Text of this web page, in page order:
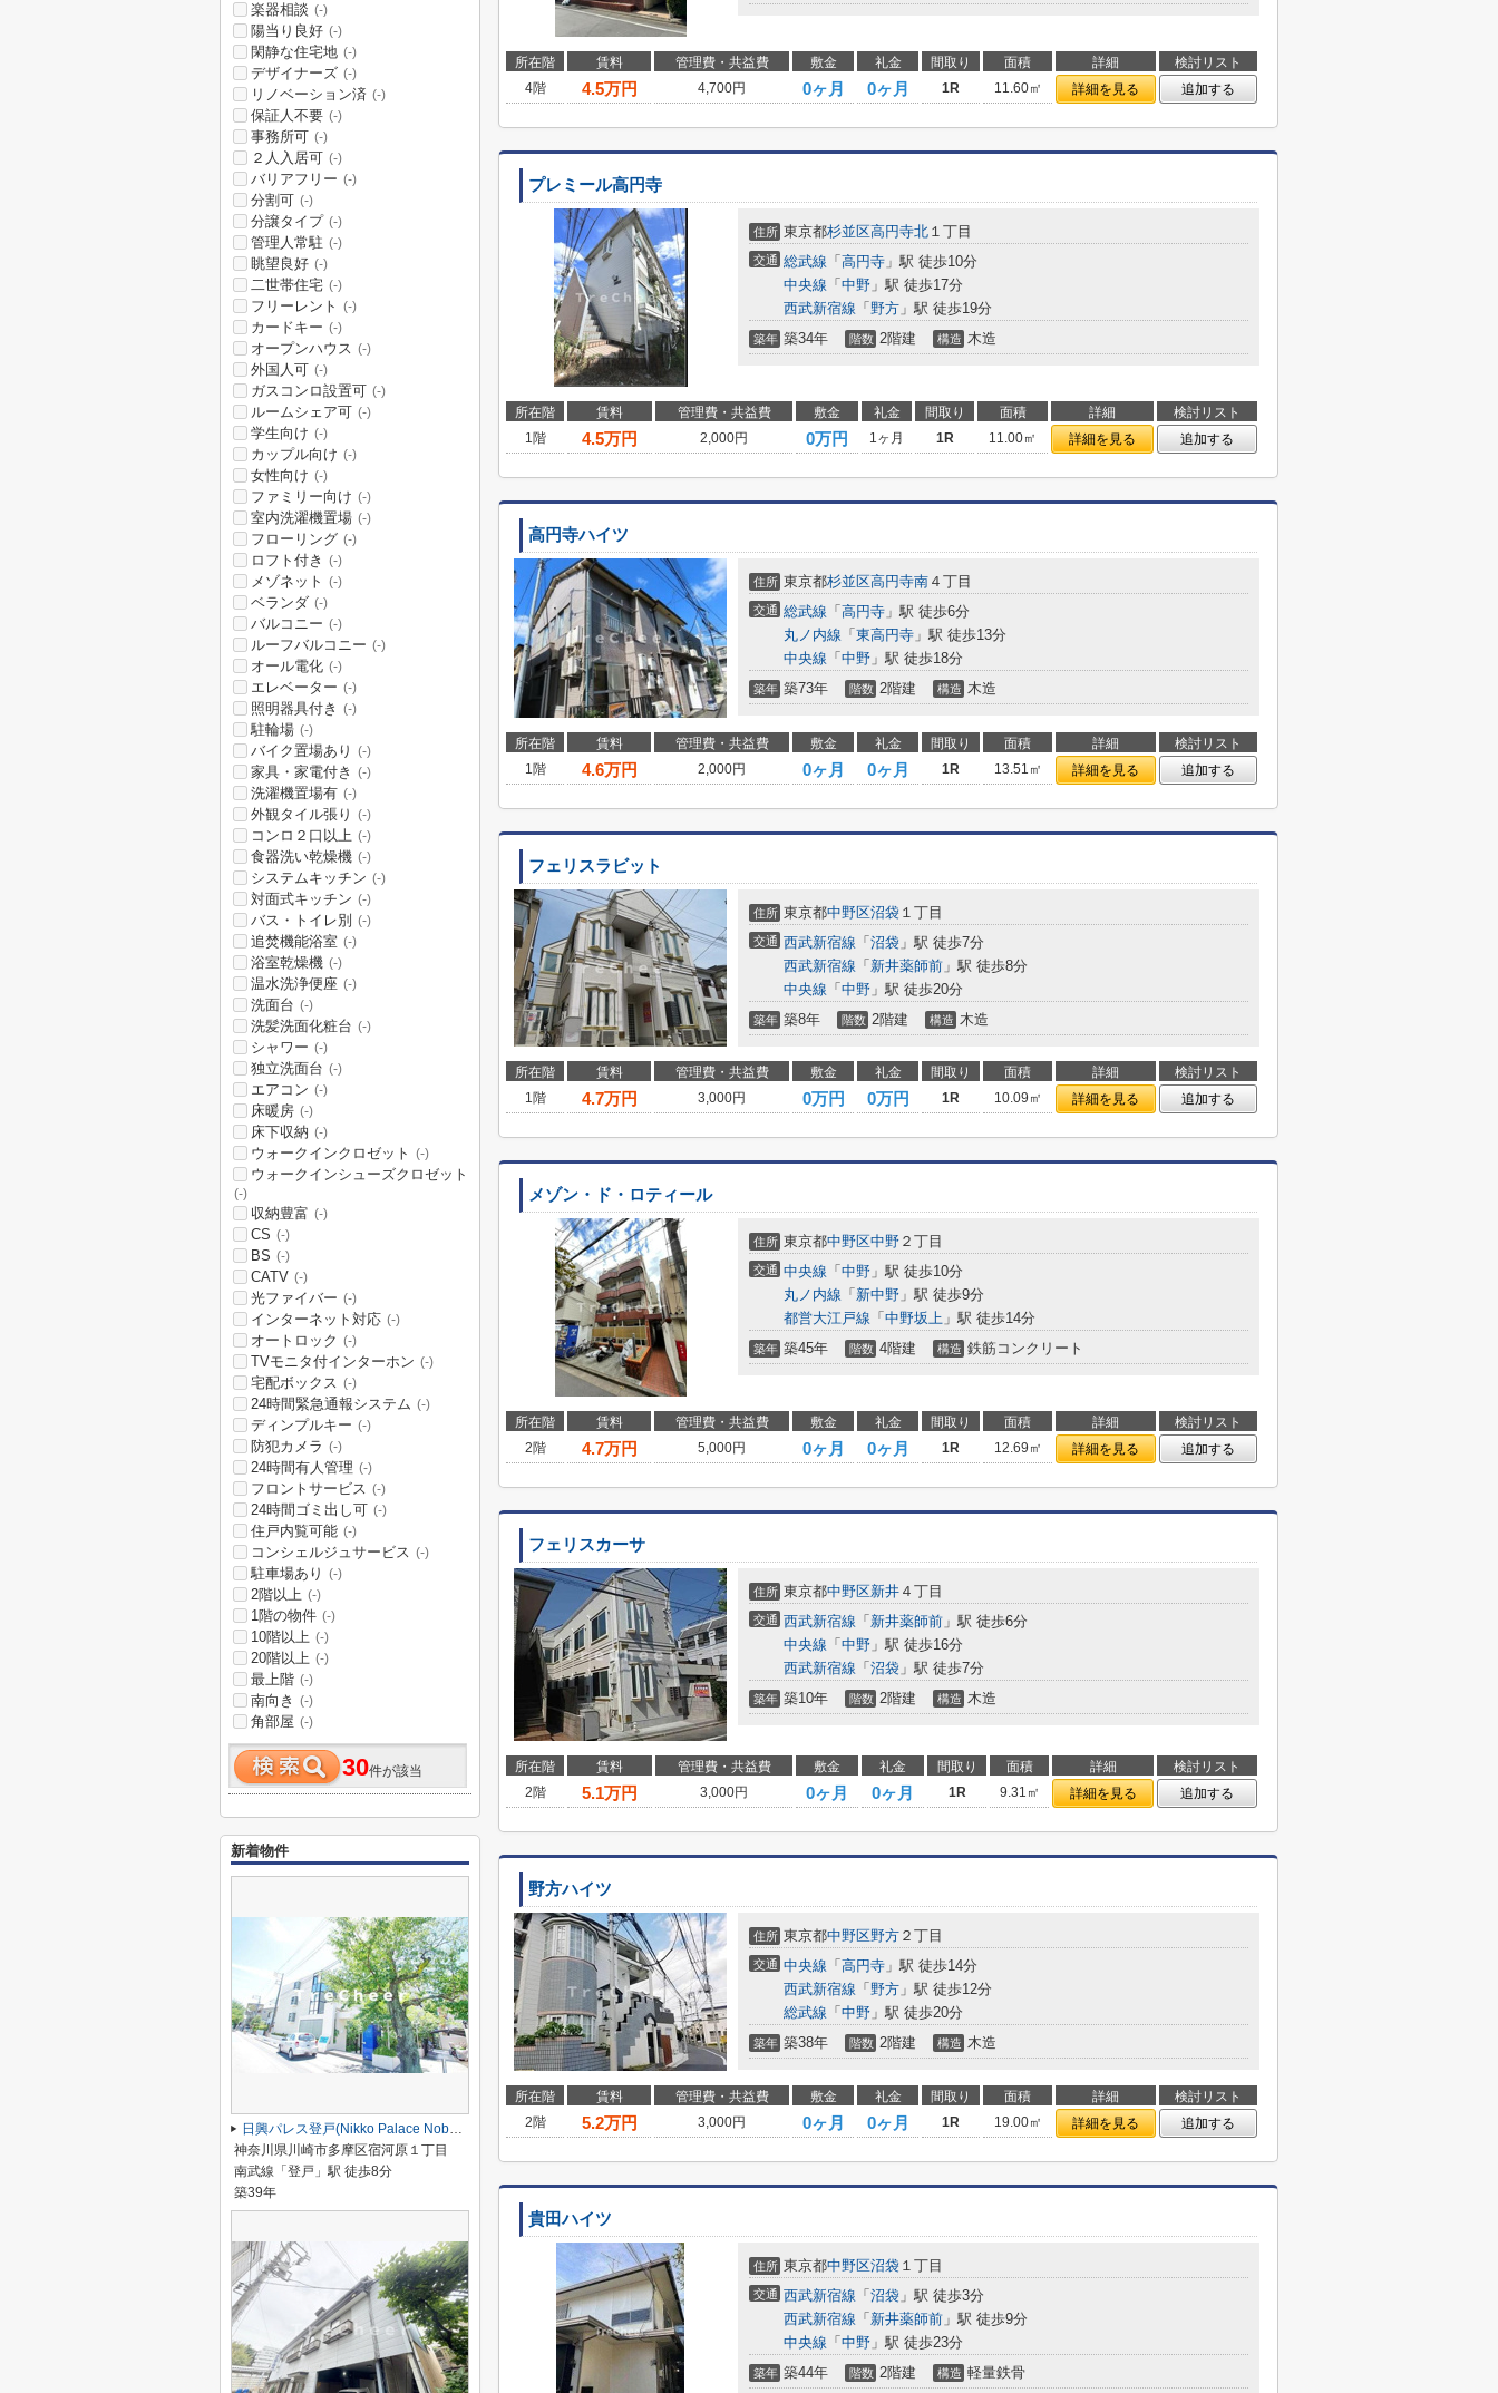
所在階 賃料 管理費・共益費 敷金 礼金 間取り 面積 詳細
検討リスト
4階
4.5万円 4,700円 0ヶ月 0ヶ月 1R 11.60㎡ 詳細を見る 追加する
プレミール高円寺
住所 東京都杉並区高円寺北 １丁目
交通 総武線 「 高円寺 」駅 徒歩10分
中央線 「 中野 」駅 徒歩17分
西武新宿線 「 野方 」駅 徒歩19分
築年 築34年 階数 2階建 構造 木造
所在階 賃料 管理費・共益費 敷金 礼金 間取り 面積 詳細
検討リスト
1階
4.5万円 2,000円 0万円 1ヶ月 1R 11.00㎡ 詳細を見る 追加する
高円寺ハイツ
住所 東京都杉並区高円寺南 ４丁目
交通 総武線 「 高円寺 」駅 徒歩6分
丸ノ内線 「 東高円寺 」駅 徒歩13分
中央線 「 中野 」駅 徒歩18分
築年 築73年 階数 2階建 構造 木造
所在階 賃料 管理費・共益費 敷金 礼金 間取り 面積 詳細
検討リスト
1階
4.6万円 2,000円 0ヶ月 0ヶ月 1R 13.51㎡ 詳細を見る 追加する
フェリスラビット
住所 東京都中野区沼袋 １丁目
交通 西武新宿線 「 沼袋 」駅 徒歩7分
西武新宿線 「 新井薬師前 」駅 徒歩8分
中央線 「 中野 」駅 徒歩20分
築年 築8年 階数 2階建 構造 木造
所在階 賃料 管理費・共益費 敷金 礼金 間取り 面積 詳細
検討リスト
1階
4.7万円 3,000円 0万円 0万円 1R 10.09㎡ 詳細を見る 追加する
メゾン・ド・ロティール
住所 東京都中野区中野 ２丁目
交通 中央線 「 中野 」駅 徒歩10分
丸ノ内線 「 新中野 」駅 徒歩9分
都営大江戸線 「 中野坂上 」駅 徒歩14分
築年 築45年 階数 4階建 構造 鉄筋コンクリート
所在階 賃料 管理費・共益費 敷金 礼金 間取り 面積 詳細
検討リスト
2階
4.7万円 5,000円 0ヶ月 0ヶ月 1R 12.69㎡ 詳細を見る 追加する
フェリスカーサ
住所 東京都中野区新井 ４丁目
交通 西武新宿線 「 新井薬師前 」駅 徒歩6分
中央線 「 中野 」駅 徒歩16分
西武新宿線 「 沼袋 」駅 徒歩7分
築年 築10年 階数 2階建 構造 木造
所在階 賃料 管理費・共益費 敷金 礼金 間取り 面積 詳細
検討リスト
2階
5.1万円 3,000円 0ヶ月 0ヶ月 1R 9.31㎡ 詳細を見る 追加する
野方ハイツ
住所 東京都中野区野方 ２丁目
交通 中央線 「 高円寺 」駅 徒歩14分
西武新宿線 「 野方 」駅 徒歩12分
総武線 「 中野 」駅 徒歩20分
築年 築38年 階数 2階建 構造 木造
所在階 賃料 管理費・共益費 敷金 礼金 間取り 面積 詳細
検討リスト
2階
5.2万円 3,000円 0ヶ月 0ヶ月 1R 19.00㎡ 詳細を見る 追加する
貴田ハイツ
住所 東京都中野区沼袋 １丁目
交通 西武新宿線 「 沼袋 」駅 徒歩3分
西武新宿線 「 新井薬師前 」駅 徒歩9分
中央線 「 中野 」駅 徒歩23分
築年 築44年 階数 2階建 構造 軽量鉄骨
楽器相談 (-)
陽当り良好 (-)
閑静な住宅地 (-)
デザイナーズ (-)
リノベーション済 (-)
保証人不要 (-)
事務所可 (-)
２人入居可 (-)
バリアフリー (-)
分割可 (-)
分譲タイプ (-)
管理人常駐 (-)
眺望良好 (-)
二世帯住宅 (-)
フリーレント (-)
カードキー (-)
オープンハウス (-)
外国人可 (-)
ガスコンロ設置可 (-)
ルームシェア可 (-)
学生向け (-)
カップル向け (-)
女性向け (-)
ファミリー向け (-)
室内洗濯機置場 (-)
フローリング (-)
ロフト付き (-)
メゾネット (-)
ベランダ (-)
バルコニー (-)
ルーフバルコニー (-)
オール電化 (-)
エレベーター (-)
照明器具付き (-)
駐輪場 (-)
バイク置場あり (-)
家具・家電付き (-)
洗濯機置場有 (-)
外観タイル張り (-)
コンロ２口以上 (-)
食器洗い乾燥機 (-)
システムキッチン (-)
対面式キッチン (-)
バス・トイレ別 (-)
追焚機能浴室 (-)
浴室乾燥機 (-)
温水洗浄便座 (-)
洗面台 (-)
洗髪洗面化粧台 (-)
シャワー (-)
独立洗面台 (-)
エアコン (-)
床暖房 (-)
床下収納 (-)
ウォークインクロゼット (-)
ウォークインシューズクロゼット
(-)
収納豊富 (-)
CS (-)
BS (-)
CATV (-)
光ファイバー (-)
インターネット対応 (-)
オートロック (-)
TVモニタ付インターホン (-)
宅配ボックス (-)
24時間緊急通報システム (-)
ディンプルキー (-)
防犯カメラ (-)
24時間有人管理 (-)
フロントサービス (-)
24時間ゴミ出し可 (-)
住戸内覧可能 (-)
コンシェルジュサービス (-)
駐車場あり (-)
2階以上 (-)
1階の物件 (-)
10階以上 (-)
20階以上 (-)
最上階 (-)
南向き (-)
角部屋 (-)
30件が該当
新着物件
日興パレス登戸(Nikko Palace Noborito)
神奈川県川崎市多摩区宿河原１丁目
南武線「登戸」駅 徒歩8分
築39年